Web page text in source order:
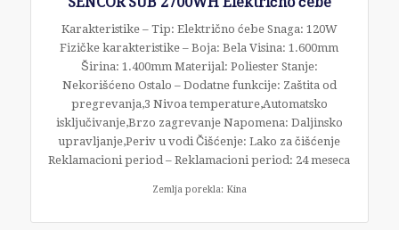
Karakteristike – Tip: Električno ćebe Snaga: 120W
Fizičke karakteristike – Boja: Bela Visina: 1.600mm
Širina: 1.400mm Materijal: Poliester Stanje:
Nekorišćeno Ostalo – Dodatne funkcije: Zaštita od
pregrevanja,3 Nivoa temperature,Automatsko
isključivanje,Brzo zagrevanje Napomena: Daljinsko
upravljanje,Periv u vodi Čišćenje: Lako za čišćenje
Reklamacioni period – Reklamacioni period: 24 meseca
Zemlja porekla: Kina